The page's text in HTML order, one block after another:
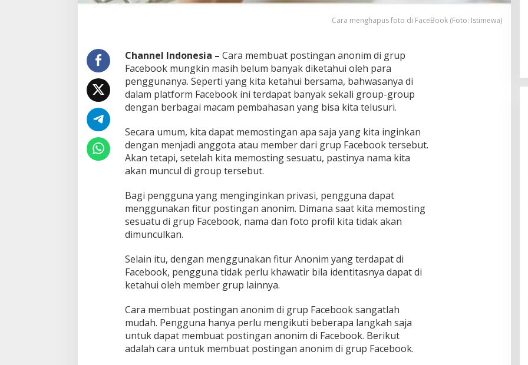
r
a
c
e
b
o
o
k
Cara menghapus foto di FaceBook (Foto: Istimewa)
Channel Indonesia – Cara membuat postingan anonim di grup
Facebook mungkin masih belum banyak diketahui oleh para
penggunanya. Seperti yang kita ketahui bersama, bahwasanya di
dalam platform Facebook ini terdapat banyak sekali group-group
dengan berbagai macam pembahasan yang bisa kita telusuri.
Secara umum, kita dapat memostingan apa saja yang kita inginkan
dengan menjadi anggota atau member dari grup Facebook tersebut.
Akan tetapi, setelah kita memosting sesuatu, pastinya nama kita
akan muncul di group tersebut.
Bagi pengguna yang menginginkan privasi, pengguna dapat
menggunakan fitur postingan anonim. Dimana saat kita memosting
sesuatu di grup Facebook, nama dan foto profil kita tidak akan
dimunculkan.
Selain itu, dengan menggunakan fitur Anonim yang terdapat di
Facebook, pengguna tidak perlu khawatir bila identitasnya dapat di
ketahui oleh member grup lainnya.
Cara membuat postingan anonim di grup Facebook sangatlah
mudah. Pengguna hanya perlu mengikuti beberapa langkah saja
untuk dapat membuat postingan anonim di Facebook. Berikut
adalah cara untuk membuat postingan anonim di grup Facebook.
Pria Diduga Bunuh Diri di Jalur Rel
Hancur